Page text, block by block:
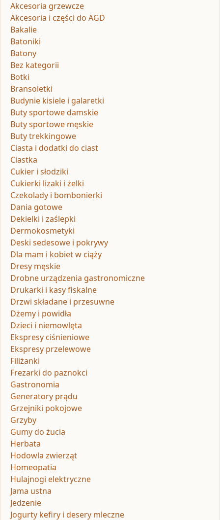
Akcesoria grzewcze
Akcesoria i części do AGD
Bakalie
Batoniki
Batony
Bez kategorii
Botki
Bransoletki
Budynie kisiele i galaretki
Buty sportowe damskie
Buty sportowe męskie
Buty trekkingowe
Ciasta i dodatki do ciast
Ciastka
Cukier i słodziki
Cukierki lizaki i żelki
Czekolady i bombonierki
Dania gotowe
Dekielki i zaślepki
Dermokosmetyki
Deski sedesowe i pokrywy
Dla mam i kobiet w ciąży
Dresy męskie
Drobne urządzenia gastronomiczne
Drukarki i kasy fiskalne
Drzwi składane i przesuwne
Dżemy i powidła
Dzieci i niemowlęta
Ekspresy ciśnieniowe
Ekspresy przelewowe
Filiżanki
Frezarki do paznokci
Gastronomia
Generatory prądu
Grzejniki pokojowe
Grzyby
Gumy do żucia
Herbata
Hodowla zwierząt
Homeopatia
Hulajnogi elektryczne
Jama ustna
Jedzenie
Jogurty kefiry i desery mleczne